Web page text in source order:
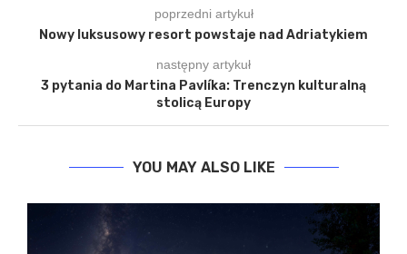
poprzedni artykuł
Nowy luksusowy resort powstaje nad Adriatykiem
następny artykuł
3 pytania do Martina Pavlíka: Trenczyn kulturalną
stolicą Europy
YOU MAY ALSO LIKE